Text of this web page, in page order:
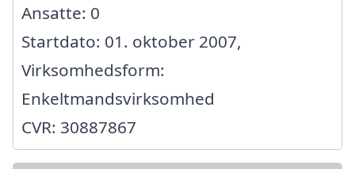
Ansatte: 0
Startdato: 01. oktober 2007,
Virksomhedsform:
Enkeltmandsvirksomhed
CVR: 30887867